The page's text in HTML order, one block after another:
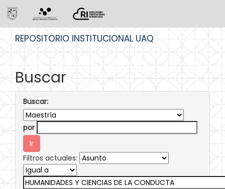
REPOSITORIO INSTITUCIONAL UAQ
Buscar
Buscar:
por
Filtros actuales: